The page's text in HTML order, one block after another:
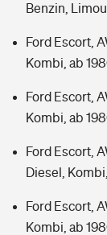
Benzin,
Ford Escort,
Kombi, ab
Ford Escort,
Kombi, ab
Ford Escort,
Diesel,
Ford Escort,
Kombi, ab